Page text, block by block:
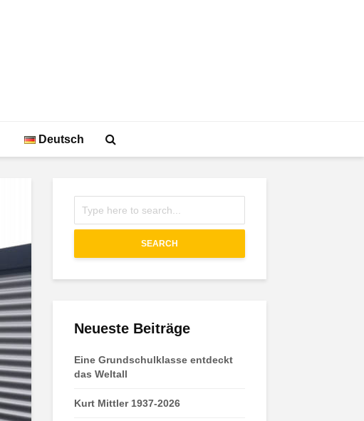
Deutsch
SEARCH
Neueste Beiträge
Eine Grundschulklasse entdeckt
das Weltall
Kurt Mittler 1937-2026